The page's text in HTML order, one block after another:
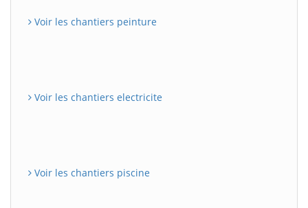
Voir les chantiers peinture
Voir les chantiers electricite
Voir les chantiers piscine